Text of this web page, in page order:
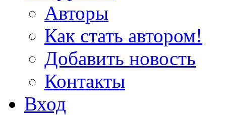
Авторы
Как стать автором!
Добавить новость
Контакты
Вход